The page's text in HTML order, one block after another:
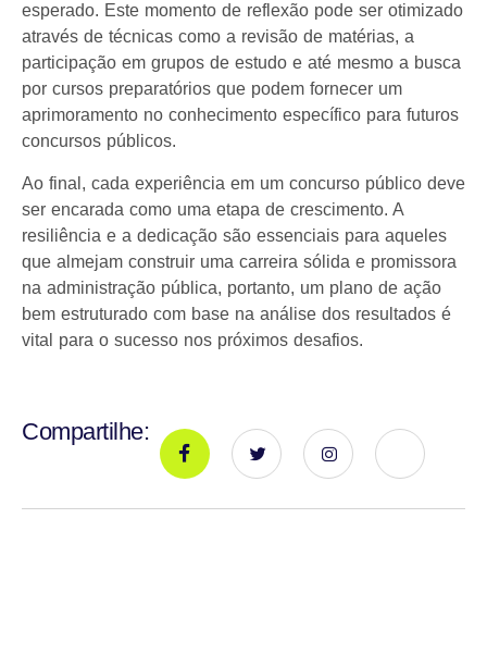
esperado. Este momento de reflexão pode ser otimizado
através de técnicas como a revisão de matérias, a
participação em grupos de estudo e até mesmo a busca
por cursos preparatórios que podem fornecer um
aprimoramento no conhecimento específico para futuros
concursos públicos.
Ao final, cada experiência em um concurso público deve
ser encarada como uma etapa de crescimento. A
resiliência e a dedicação são essenciais para aqueles
que almejam construir uma carreira sólida e promissora
na administração pública, portanto, um plano de ação
bem estruturado com base na análise dos resultados é
vital para o sucesso nos próximos desafios.
Compartilhe: